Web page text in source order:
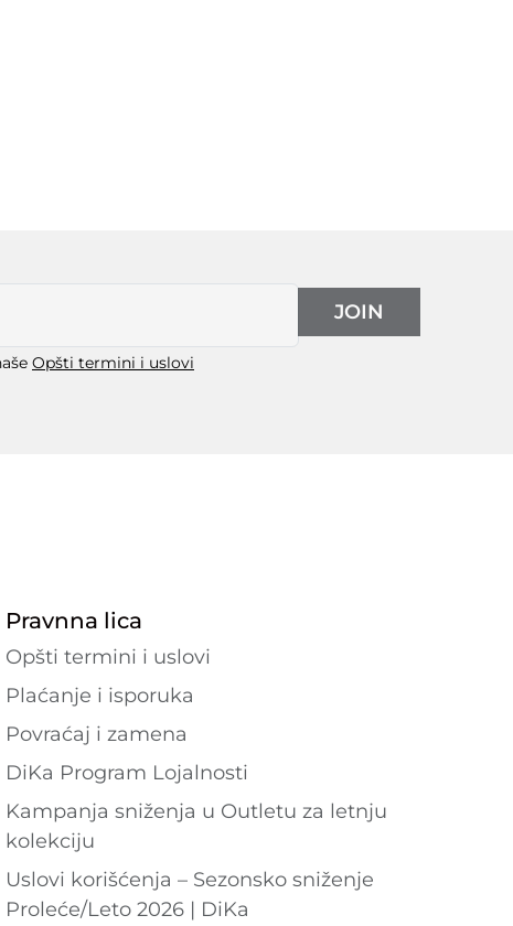
Opšti termini i uslovi
JOIN
Pravnna lica
Opšti termini i uslovi
Plaćanje i isporuka
Povraćaj i zamena
DiKa Program Lojalnosti
Kampanja sniženja u Outletu za letnju
kolekciju
Uslovi korišćenja – Sezonsko sniženje
Proleće/Leto 2026 | DiKa